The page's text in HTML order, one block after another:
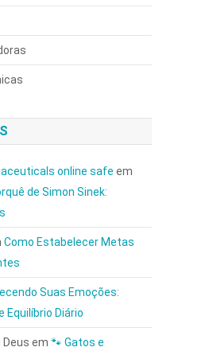
online safe em
de Simon Sinek:
Como Estabelecer Metas
Suas Emoções:
Equilíbrio Diário
Deus em🐾 Gatos e